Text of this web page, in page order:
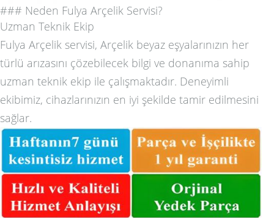
### Neden Fulya Arçelik Servisi?
Uzman Teknik Ekip
Fulya Arçelik servisi, Arçelik beyaz eşyalarınızın her
türlü arızasını çözebilecek bilgi ve donanıma sahip
uzman teknik ekip ile çalışmaktadır. Deneyimli
ekibimiz, cihazlarınızın en iyi şekilde tamir edilmesini
sağlar.